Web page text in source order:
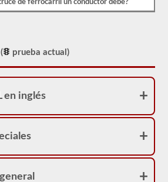
de ferrocarril un conductor debe?
prueba actual)
en inglés